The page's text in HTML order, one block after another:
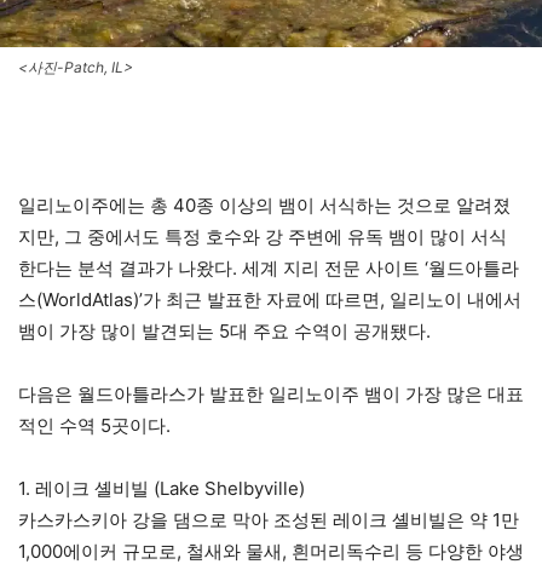
<사진-Patch, IL>
일리노이주에는 총 40종 이상의 뱀이 서식하는 것으로 알려졌
지만, 그 중에서도 특정 호수와 강 주변에 유독 뱀이 많이 서식
한다는 분석 결과가 나왔다. 세계 지리 전문 사이트 ‘월드아틀라
스(WorldAtlas)’가 최근 발표한 자료에 따르면, 일리노이 내에서
뱀이 가장 많이 발견되는 5대 주요 수역이 공개됐다.
다음은 월드아틀라스가 발표한 일리노이주 뱀이 가장 많은 대표
적인 수역 5곳이다.
1. 레이크 셸비빌 (Lake Shelbyville)
카스카스키아 강을 댐으로 막아 조성된 레이크 셸비빌은 약 1만
1,000에이커 규모로, 철새와 물새, 흰머리독수리 등 다양한 야생